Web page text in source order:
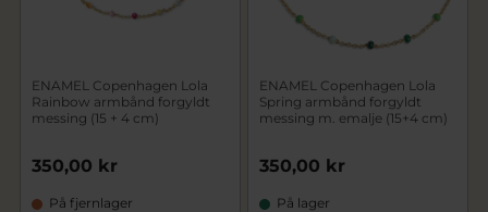
ENAMEL Copenhagen Lola
Rainbow armbånd forgyldt
messing (15 + 4 cm)
350,00 kr
På fjernlager
ENAMEL Copenhagen Lola
Spring armbånd forgyldt
messing m. emalje (15+4 cm)
350,00 kr
På lager